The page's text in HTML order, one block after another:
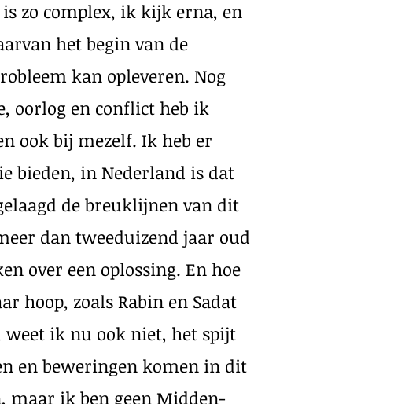
zo complex, ik kijk erna, en
het begin van de
kan opleveren. Nog
oorlog en conflict heb ik
ook bij mezelf. Ik heb er
bieden, in Nederland is dat
de breuklijnen van dit
dan tweeduizend jaar oud
over een oplossing. En hoe
hoop, zoals Rabin en Sadat
weet ik nu ook niet, het spijt
en beweringen komen in dit
maar ik ben geen Midden-